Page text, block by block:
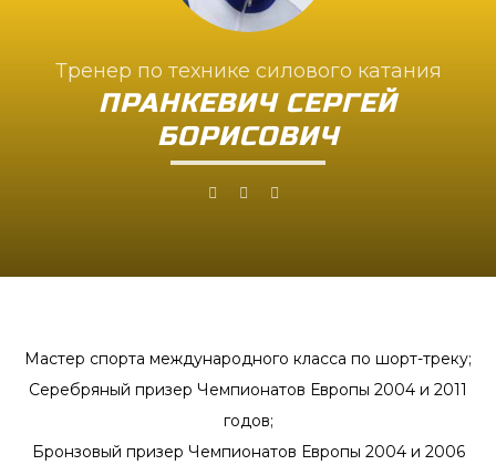
Тренер по технике силового катания
ПРАНКЕВИЧ СЕРГЕЙ
БОРИСОВИЧ
Мастер спорта международного класса по шорт-треку;
Серебряный призер Чемпионатов Европы 2004 и 2011
годов;
Бронзовый призер Чемпионатов Европы 2004 и 2006